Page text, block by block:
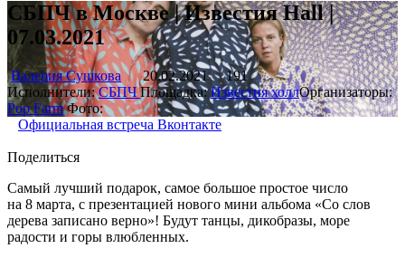
СБПЧ в Москве | Известия Hall |
07.03.2021
Валерия Сушкова 20.02.2021
191
Исполнители:СБПЧПлощадка:Известия холлОрганизаторы:
Pop Farm Фото:
Официальная встреча Вконтакте
Поделиться
Самый лучший подарок, самое большое простое число
на 8 марта, с презентацией нового мини альбома «Со слов
дерева записано верно»! Будут танцы, дикобразы, море
радости и горы влюбленных.